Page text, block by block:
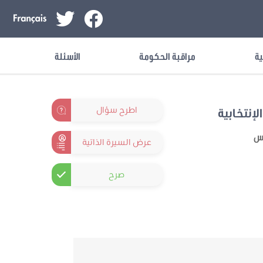
مراقبة الحكومة الأسئلة
اطرح سؤال
عرض السيرة الذاتية
صرح